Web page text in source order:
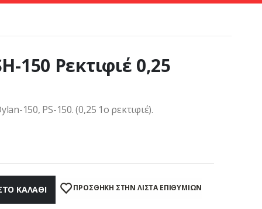
150 Ρεκτιφιέ 0,25
150, PS-150. (0,25 1o ρεκτιφιέ).
ΚΑΛΆΘΙ ΠΡΌΣΘΉΚΗ ΣΤΗΝ ΛΊΣΤΑ ΕΠΙΘΥΜΙΏΝ